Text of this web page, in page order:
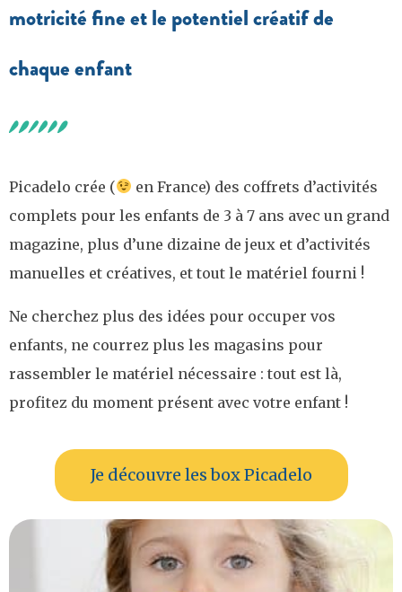
motricité fine et le potentiel créatif de
chaque enfant
Picadelo crée (
en France) des coffrets d’activités
complets pour les enfants de 3 à 7 ans avec un grand
magazine, plus d’une dizaine de jeux et d’activités
manuelles et créatives, et tout le matériel fourni !
Ne cherchez plus des idées pour occuper vos
enfants, ne courrez plus les magasins pour
rassembler le matériel nécessaire : tout est là,
profitez du moment présent avec votre enfant !
Je découvre les box Picadelo